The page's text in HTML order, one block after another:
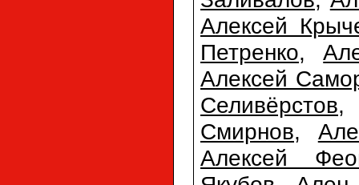
Алексей
Петренко,
Алексей
Селивёрстов
Смирнов,
Алексей